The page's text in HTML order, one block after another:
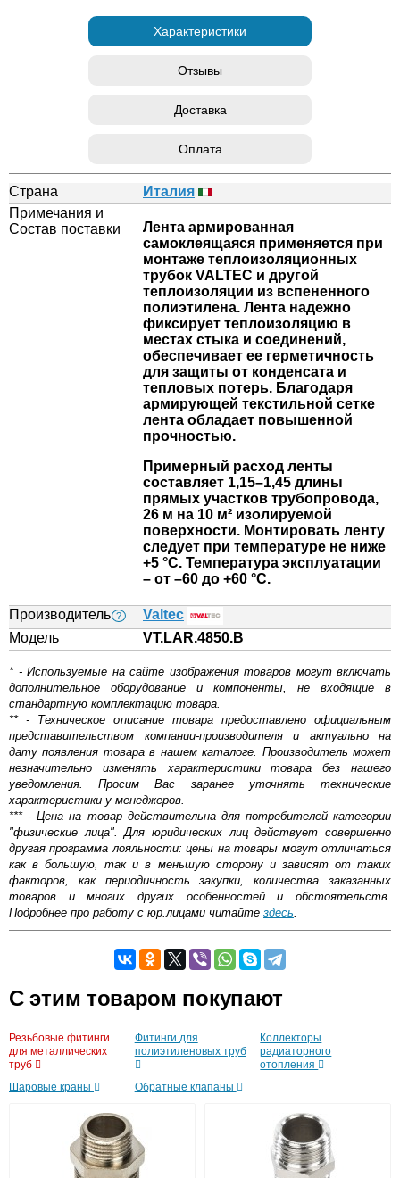
Характеристики
Отзывы
Доставка
Оплата
Страна
Италия
Примечания и
Состав поставки
Лента армированная
самоклеящаяся применяется при
монтаже теплоизоляционных
трубок VALTEC и другой
теплоизоляции из вспененного
полиэтилена. Лента надежно
фиксирует теплоизоляцию в
местах стыка и соединений,
обеспечивает ее герметичность
для защиты от конденсата и
тепловых потерь. Благодаря
армирующей текстильной сетке
лента обладает повышенной
прочностью.
Примерный расход ленты
составляет 1,15–1,45 длины
прямых участков трубопровода,
26 м на 10 м² изолируемой
поверхности. Монтировать ленту
следует при температуре не ниже
+5 °С. Температура эксплуатации
– от –60 до +60 °С.
Производитель ?
Valtec
Модель
VT.LAR.4850.B
* - Используемые на сайте изображения товаров могут включать
дополнительное оборудование и компоненты, не входящие в
стандартную комплектацию товара.
** - Техническое описание товара предоставлено официальным
представительством компании-производителя и актуально на
дату появления товара в нашем каталоге. Производитель может
незначительно изменять характеристики товара без нашего
уведомления. Просим Вас заранее уточнять технические
характеристики у менеджеров.
*** - Цена на товар действительна для потребителей категории
"физические лица". Для юридических лиц действует совершенно
другая программа лояльности: цены на товары могут отличаться
как в большую, так и в меньшую сторону и зависят от таких
факторов, как периодичность закупки, количества заказанных
товаров и многих других особенностей и обстоятельств.
Подробнее про работу с юр.лицами читайте здесь.
Оставьте отзыв
Доставка сантехники по Москве и Московской области
Возможные способы оплаты:
Наличный расчёт
времени
доставке, так и самовывозом
Интернет-деньгами (Yandex-деньги, Web-money,
Qiwi-кошельки и другие).
Безналичный расчёт (возможно и с НДС)
C этим товаром покупают
Резьбовые фитинги
для металлических
труб
Фитинги для
полиэтиленовых труб
Коллекторы
радиаторного
отопления
Шаровые краны
Обратные клапаны